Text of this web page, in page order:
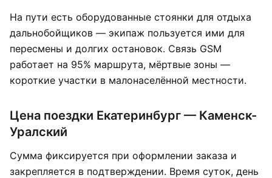
На пути есть оборудованные стоянки для отдыха
дальнобойщиков — экипаж пользуется ими для
пересмены и долгих остановок. Связь GSM
работает на 95% маршрута, мёртвые зоны —
короткие участки в малонаселённой местности.
Цена поездки Екатеринбург — Каменск-
Уралский
Сумма фиксируется при оформлении заказа и
закрепляется в подтверждении. Время суток, день